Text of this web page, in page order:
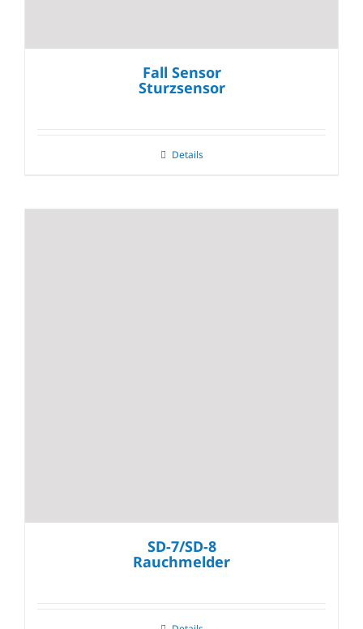
Fall Sensor
Sturzsensor
Details
SD-7/SD-8
Rauchmelder